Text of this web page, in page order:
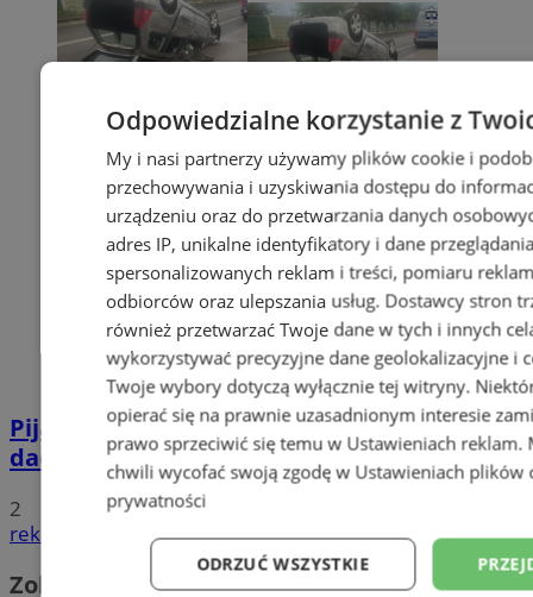
Pijana 32-latka z zakazem prowadzenia
dachowała na DK 88 w Zabrzu
2
reklama
Zobacz również
Odpowiedzialne korzystanie z
My i nasi partnerzy używamy plików cookie i
przechowywania i uzyskiwania dostępu do
urządzeniu oraz do przetwarzania danych
adres IP, unikalne identyfikatory i dane
spersonalizowanych reklam i treści, pomiaru
odbiorców oraz ulepszania usług. Dostawcy stron
również przetwarzać Twoje dane w tych i innych
wykorzystywać precyzyjne dane geolokalizacyjne i
Twoje wybory dotyczą wyłącznie tej witryny.
opierać się na prawnie uzasadnionym interesie
prawo sprzeciwić się temu w Ustawieniach reklam.
chwili wycofać swoją zgodę w Ustawieniach plików
prywatności
ODRZUĆ WSZYSTKIE